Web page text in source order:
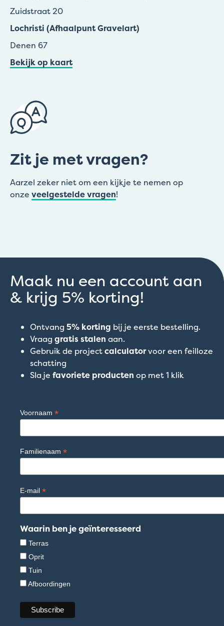
Zuidstraat 20
Lochristi (Afhaalpunt Gravelart)
Denen 67
Bekijk op kaart
Zit je met vragen?
Aarzel zeker niet om een kijkje te nemen op
onze veelgestelde vragen!
Maak nu een account aan
& krijg 5% korting!
Ontvang 5% korting bij je eerste bestelling.
Vraag gratis stalen aan.
Gebruik de projectcalculatorvoor een feilloze
schatting
Sla je favoriete producten op met 1 klik
Voornaam *
Familienaam *
E-mail *
Waarin ben je geïnteresseerd
Terras
Oprit
Tuin
Afboordingen